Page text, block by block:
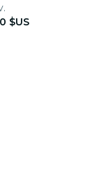
$US